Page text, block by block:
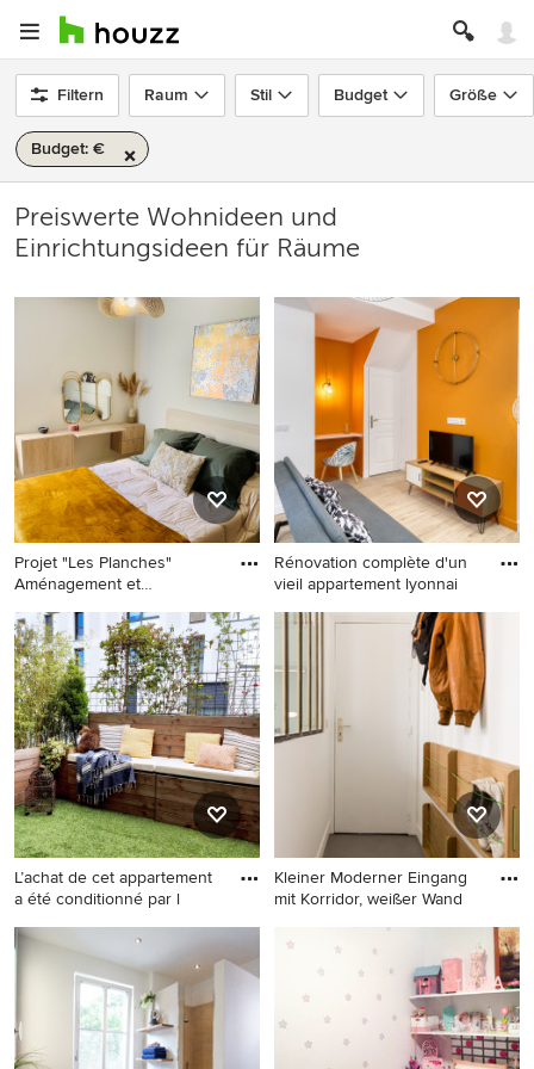
Filtern Raum Stil Budget Größe
Budget: €
Preiswerte Wohnideen und
Einrichtungsideen für Räume
Projet "Les Planches"
Aménagement et
Mittelgroßes Modernes
Hauptschlafzimmer mit
beiger Wandfarbe und
hellem Holzboden in Lyon
Rénovation complète d'un
vieil appartement lyonnai
Kleine, Offene Industrial
Bibliothek mit oranger
Wandfarbe, hellem
freistehendem TV in
Sonstige
L’achat de cet appartement
a été conditionné par l
Kleiner, Unbedeckter
Moderner Balkon mit
Sichtschutz und
Holzgeländer in Bordeaux
Kleiner Moderner Eingang
mit Korridor, weißer Wand
Kleiner Moderner Eingang
mit Korridor, weißer
Wandfarbe, Betonboden,
Einzeltür, weißer Haustür
und grauem Boden in Paris